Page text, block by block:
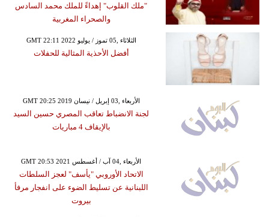
"ملك القلوب" إهداءً للملك محمد السادس
والصحراء المغربية
GMT 22:11 2022 الثلاثاء ,05 تموز / يوليو
أفضل الأحذية المثالية للحفلات
GMT 20:25 2019 الأربعاء ,03 إبريل / نيسان
لجنة الانضباط تعاقب المصري حسين السيد
بالإيقاف 4 مباريات
GMT 20:53 2021 الأربعاء ,04 آب / أغسطس
الاتحاد الأوروبي "يأسف" لعجز السلطات
اللبنانية عن تسليط الضوء على انفجار مرفأ
بيروت